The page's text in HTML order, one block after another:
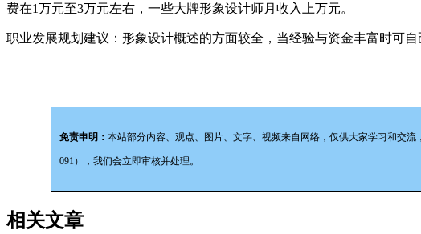
费在1万元至3万元左右，一些大牌形象设计师月收入上万元。
职业发展规划建议：形象设计概述的方面较全，当经验与资金丰富时可
免责申明：本站部分内容、观点、图片、文字、视频来自网络，仅供大家学习和交
091），我们会立即审核并处理。
相关文章